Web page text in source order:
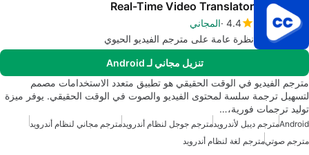
Real-Time Video Translator
4.4 المجاني
نظرة عامة على مترجم الفيديو الحيوي
تنزيل مجاني لـ Android
مترجم الفيديو في الوقت الحقيقي هو تطبيق متعدد الاستخدامات مصمم
لتسهيل ترجمة سلسة لمحتوى الفيديو والصوت في الوقت الحقيقي. يوفر ميزة
توليد ترجمات فورية،…
Androidمترجم ديبل لأندرويدمترجم جوجل لنظام أندرويدمترجم مجاني لنظام أندرويد
مترجم صوتيمترجم لغة لنظام أندرويد